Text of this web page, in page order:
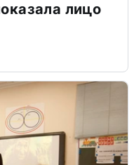
лицо